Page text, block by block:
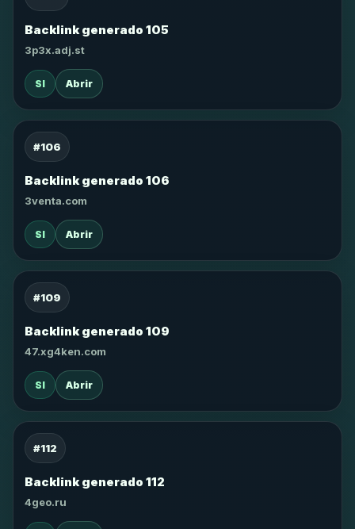
Backlink generado 105
3p3x.adj.st
SI Abrir
#106
Backlink generado 106
3venta.com
SI Abrir
#109
Backlink generado 109
47.xg4ken.com
SI Abrir
#112
Backlink generado 112
4geo.ru